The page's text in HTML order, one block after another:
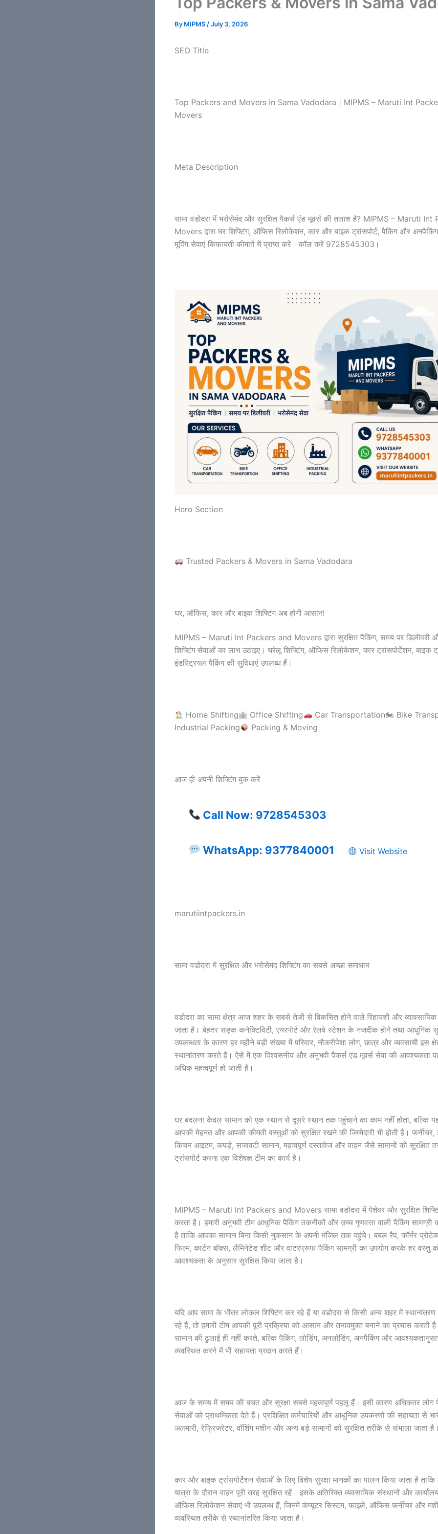
By MIPMS /July 3, 2026
SEO Title
Top Packers and Movers in Sama Vadodara | MIPMS – Maruti Int
Movers
Meta Description
सामा वडोदरा में भरोसेमंद और सुरक्षित पैकर्स एंड मूवर्स की तलाश है? MIPMS – Maruti
Movers द्वारा घर शिफ्टिंग, ऑफिस रिलोकेशन, कार और बाइक ट्रांसपोर्ट, पैकिंग और
मूविंग सेवाएं किफायती कीमतों में प्राप्त करें। कॉल करें 9728545303।
Hero Section
Trusted Packers & Movers in Sama Vadodara
घर, ऑफिस, कार और बाइक शिफ्टिंग अब होगी आसान!
MIPMS – Maruti Int Packers and Movers द्वारा सुरक्षित पैकिंग, समय पर डिलीवरी
शिफ्टिंग सेवाओं का लाभ उठाइए। घरेलू शिफ्टिंग, ऑफिस रिलोकेशन, कार ट्रांसपोर्टेशन, बाइक
इंडस्ट्रियल पैकिंग की सुविधाएं उपलब्ध हैं।
Home Shifting Office Shifting
Car Transportation🏍 Bike
Industrial Packing
Packing & Moving
आज ही अपनी शिफ्टिंग बुक करें
Call Now: 9728545303
WhatsApp: 9377840001 Visit Website
marutiintpackers.in
सामा वडोदरा में सुरक्षित और भरोसेमंद शिफ्टिंग का सबसे अच्छा समाधान
वडोदरा का सामा क्षेत्र आज शहर के सबसे तेजी से विकसित होने वाले रिहायशी और व्यावसायिक
जाता है। बेहतर सड़क कनेक्टिविटी, एयरपोर्ट और रेलवे स्टेशन के नजदीक होने तथा आधुनिक
उपलब्धता के कारण हर महीने बड़ी संख्या में परिवार, नौकरीपेशा लोग, छात्र और व्यवसायी इस
स्थानांतरण करते हैं। ऐसे में एक विश्वसनीय और अनुभवी पैकर्स एंड मूवर्स सेवा की आवश्यकता
अधिक महत्वपूर्ण हो जाती है।
घर बदलना केवल सामान को एक स्थान से दूसरे स्थान तक पहुंचाने का काम नहीं होता, बल्कि
आपकी मेहनत और आपकी कीमती वस्तुओं को सुरक्षित रखने की जिम्मेदारी भी होती है। फर्नीचर,
किचन आइटम, कपड़े, सजावटी सामान, महत्वपूर्ण दस्तावेज और वाहन जैसे सामानों को
ट्रांसपोर्ट करना एक विशेषज्ञ टीम का कार्य है।
MIPMS – Maruti Int Packers and Movers सामा वडोदरा में पेशेवर और सुरक्षित
करता है। हमारी अनुभवी टीम आधुनिक पैकिंग तकनीकों और उच्च गुणवत्ता वाली पैकिंग सामग्री
है ताकि आपका सामान बिना किसी नुकसान के अपनी मंजिल तक पहुंचे। बबल रैप, कॉर्नर
फिल्म, कार्टन बॉक्स, लैमिनेटेड शीट और वाटरप्रूफ पैकिंग सामग्री का उपयोग करके हर वस्तु
आवश्यकता के अनुसार सुरक्षित किया जाता है।
यदि आप सामा के भीतर लोकल शिफ्टिंग कर रहे हैं या वडोदरा से किसी अन्य शहर में स्थानांतरण
रहे हैं, तो हमारी टीम आपकी पूरी प्रक्रिया को आसान और तनावमुक्त बनाने का प्रयास करती
सामान की ढुलाई ही नहीं करते, बल्कि पैकिंग, लोडिंग, अनलोडिंग, अनपैकिंग और
व्यवस्थित करने में भी सहायता प्रदान करते हैं।
आज के समय में समय की बचत और सुरक्षा सबसे महत्वपूर्ण पहलू हैं। इसी कारण अधिकतर लोग
सेवाओं को प्राथमिकता देते हैं। प्रशिक्षित कर्मचारियों और आधुनिक उपकरणों की सहायता से
अलमारी, रेफ्रिजरेटर, वॉशिंग मशीन और अन्य बड़े सामानों को सुरक्षित तरीके से संभाला जाता है।
कार और बाइक ट्रांसपोर्टेशन सेवाओं के लिए विशेष सुरक्षा मानकों का पालन किया जाता है ताकि
यात्रा के दौरान वाहन पूरी तरह सुरक्षित रहें। इसके अतिरिक्त व्यवसायिक संस्थानों और
ऑफिस रिलोकेशन सेवाएं भी उपलब्ध हैं, जिनमें कंप्यूटर सिस्टम, फाइलें, ऑफिस फर्नीचर और
व्यवस्थित तरीके से स्थानांतरित किया जाता है।